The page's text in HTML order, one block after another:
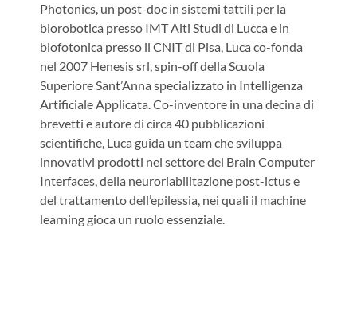
Photonics, un post-doc in sistemi tattili per la
biorobotica presso IMT Alti Studi di Lucca e in
biofotonica presso il CNIT di Pisa, Luca co-fonda
nel 2007 Henesis srl, spin-off della Scuola
Superiore Sant’Anna specializzato in Intelligenza
Artificiale Applicata. Co-inventore in una decina di
brevetti e autore di circa 40 pubblicazioni
scientifiche, Luca guida un team che sviluppa
innovativi prodotti nel settore del Brain Computer
Interfaces, della neuroriabilitazione post-ictus e
del trattamento dell’epilessia, nei quali il machine
learning gioca un ruolo essenziale.